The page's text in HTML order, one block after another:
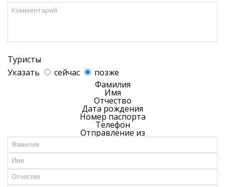
Туристы
Указать
сейчас
позже
Фамилия
Имя
Отчество
Дата рождения
Номер паспорта
Телефон
Отправление из